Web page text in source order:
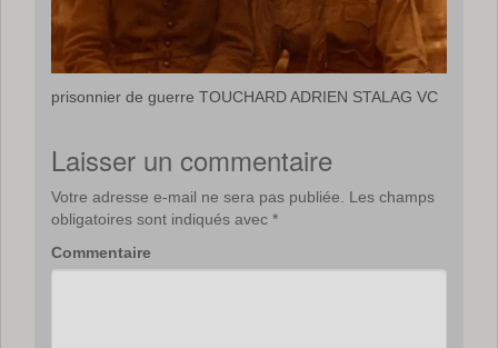
prisonnier de guerre TOUCHARD ADRIEN STALAG VC
Laisser un commentaire
Votre adresse e-mail ne sera pas publiée. Les champs
obligatoires sont indiqués avec *
Commentaire